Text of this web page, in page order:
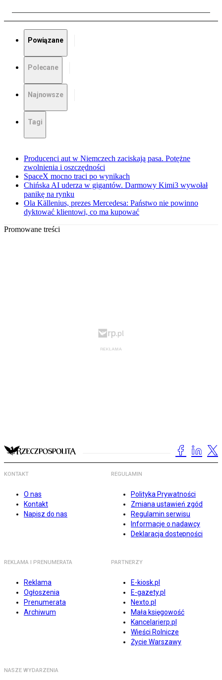
Powiązane
Polecane
Najnowsze
Tagi
Producenci aut w Niemczech zaciskają pasa. Potężne
zwolnienia i oszczędności
SpaceX mocno traci po wynikach
Chińska AI uderza w gigantów. Darmowy Kimi3 wywołał
panikę na rynku
Ola Källenius, prezes Mercedesa: Państwo nie powinno
dyktować klientowi, co ma kupować
Promowane treści
KONTAKT
O nas
Kontakt
Napisz do nas
REGULAMIN
Polityka Prywatności
Zmiana ustawień zgód
Regulamin serwisu
Informacje o nadawcy
Deklaracja dostępności
REKLAMA I PRENUMERATA
Reklama
Ogłoszenia
Prenumerata
Archiwum
PARTNERZY
E-kiosk.pl
E-gazety.pl
Nexto.pl
Mała księgowość
Kancelarierp.pl
Wieści Rolnicze
Życie Warszawy
NASZE WYDARZENIA